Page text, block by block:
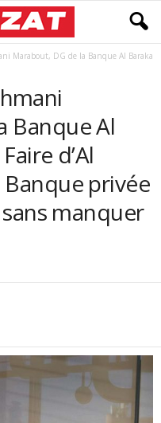
Marabout, DG de la Banque Al Baraka
Banque Al
d’Al
privée
sans manquer